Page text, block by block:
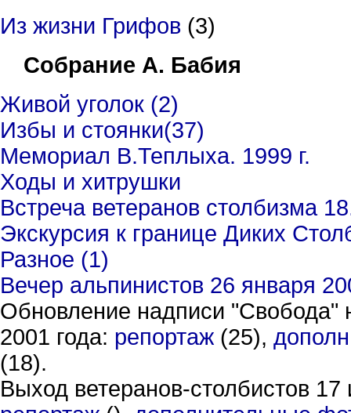
Из жизни Грифов (3)
Собрание А. Бабия
Живой уголок (2)
Избы и стоянки(37)
Мемориал В.Теплыха. 1999 г.
Ходы и хитрушки
Встреча ветеранов столбизма
Экскурсия к границе Диких
Разное (1)
Вечер альпинистов 26 января
Обновление надписи
2001 года: репортаж (25),
(18).
Выход ветеранов-столбистов